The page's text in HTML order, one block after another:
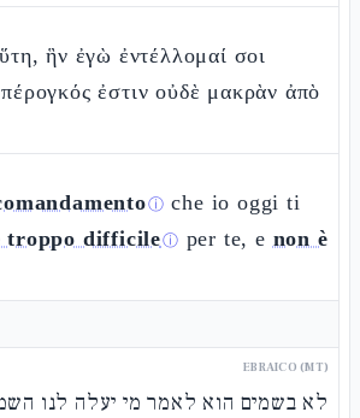
ἣν ἐγὼ ἐντέλλομαί σοι
ἐστιν οὐδὲ μακρὰν ἀπὸ
ⓘ che io oggi ti
troppo difficileⓘ per te, e non è
EBRAICO (MT)
לא בשמים הוא לאמר מי יעלה לנו